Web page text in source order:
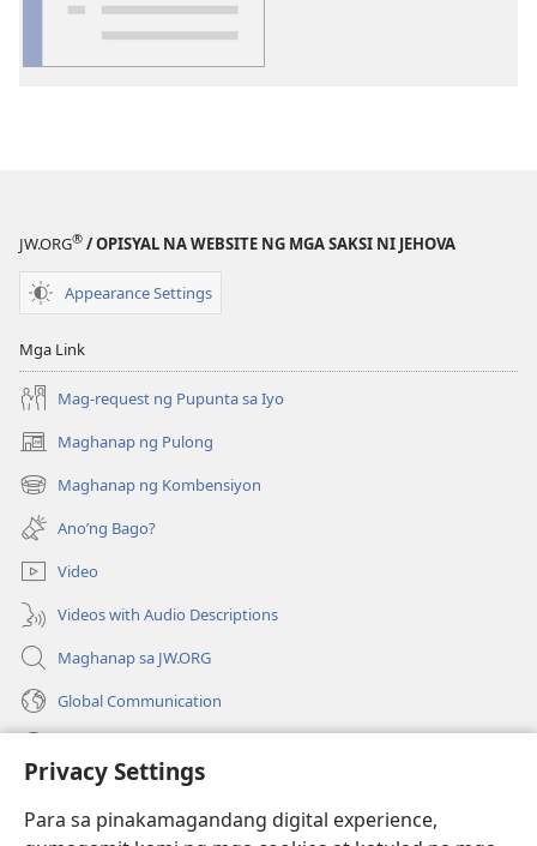
Privacy Settings
Para sa pinakamagandang digital experience,
JW.ORG® / OPISYAL NA WEBSITE NG MGA SAKSI NI JEHOVA
Appearance Settings
Mga Link
Mag-request ng Pupunta sa Iyo
Maghanap ng Pulong
(may
bubukas
na
bagong
window)
Maghanap ng Kombensiyon
(may
bubukas
na
bagong
window)
Ano’ng Bago?
Video
Videos with Audio Descriptions
Maghanap sa JW.ORG
Global Communication
(may